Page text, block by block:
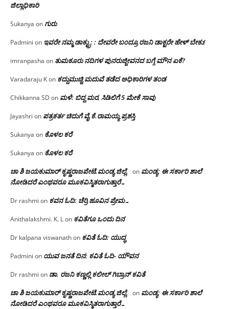
ಜಿಲ್ಲಾಧಿಕಾರಿ
Sukanya onಗುರು
Padmini on ಇವರೇ ನಮ್ಮ ಡಾಕ್ಟ್ರು; : ದೇವರೇ ಬಂದ್ರೂ ರಜನಿ ಡಾಕ್ಟರೇ ಹೇಳ್ ಬೇಕು!
imranpasha on ತುಮಕೂರು ನದಿಗಳ ಪುನರುಜ್ಜೀವನದ ಬಗ್ಗೆ ಮೌನ ಏಕೆ?
Varadaraju Kon ಕದ್ದುಮುಚ್ಚಿ ಮದುವೆ ತಡೆದ ಅಧಿಕಾರಿಗಳ ತಂಡ
Chikkanna SD on ಮಳೆ: ಬಿದ್ದ ಮರ, ಸಿಡಿಲಿಗೆ 5 ಮೇಕೆ ಸಾವು
Jayashri on ಪತ್ರಕರ್ತ ಚಿದುಗೆ ವೈ.ಕೆ.ರಾಮಯ್ಯ ಪ್ರಶಸ್ತಿ
Sukanya on ಕೊಳಲ ಕರೆ
Sukanya on ಕೊಳಲ ಕರೆ
ಚಾ ಶಿ ಜಯಕುಮಾರ್ ಕೃಷ್ಣರಾಜಪೇಟೆ.ಮಂಡ್ಯ ಜಿಲ್ಲೆ. on ಮಂಡ್ಯ: ಈ ಸರ್ಕಾರಿ ಶಾಲೆ
ನೋಡಿದರೆ ಎಂಥವರೂ ಮೂಕವಿಸ್ಮಿತರಾಗುತ್ತಾರೆ…
Dr rashmi on ಕವನ ಓದಿ: ಚೆರ್ರಿ ಹೂವಿನ ಪ್ರೇಮ…
Anithalakshmi. K. Lon ಕವಿತೆಗೂ ಒಂದು ದಿನ
Dr kalpana viswanathon ಕವಿತೆ ಓದಿ: ಯುದ್ಧ
Padmini on ಯುವ ಜನತೆ ದಿನ: ಕವಿತೆ ಓದಿ- ಯೌವನ
Dr rashmi on ಡಾ. ರಜನಿ‌ ಕಣ್ಣಲ್ಲಿ ಕಲೀಲ್ ಗಿಬ್ರಾನ್ ಕವಿತೆ
ಚಾ ಶಿ ಜಯಕುಮಾರ್ ಕೃಷ್ಣರಾಜಪೇಟೆ.ಮಂಡ್ಯ ಜಿಲ್ಲೆ. on ಮಂಡ್ಯ: ಈ ಸರ್ಕಾರಿ ಶಾಲೆ
ನೋಡಿದರೆ ಎಂಥವರೂ ಮೂಕವಿಸ್ಮಿತರಾಗುತ್ತಾರೆ…